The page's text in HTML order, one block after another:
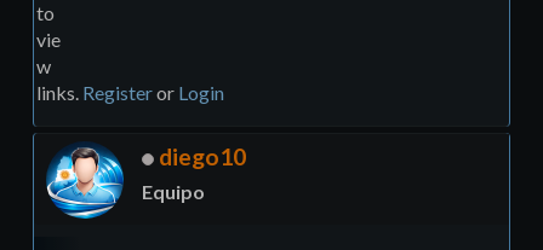
to
vie
w
links. Registeror Login
diego10
Equipo